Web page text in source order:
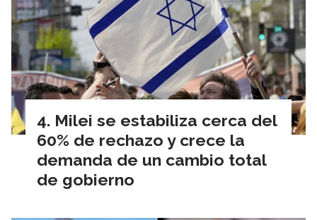
Milei se estabiliza cerca del
60% de rechazo y crece la
demanda de un cambio total
de gobierno